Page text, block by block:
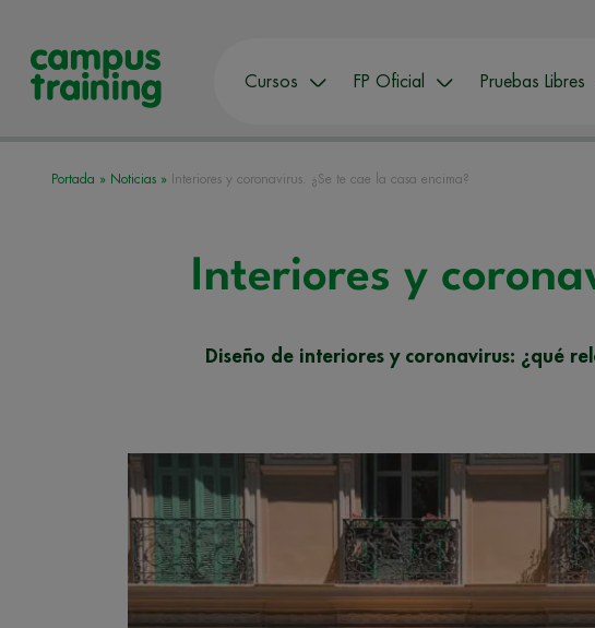
Cursos FP Oficial Pruebas Libres
Portada » Noticias » Interiores y coronavirus. ¿Se te cae la casa encima?
Interiores y
Diseño de interiores y coronavirus: ¿qué